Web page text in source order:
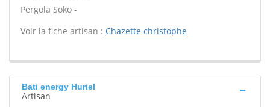
Pergola Soko -
Voir la fiche artisan : Chazette christophe
Bati energy Huriel
Artisan